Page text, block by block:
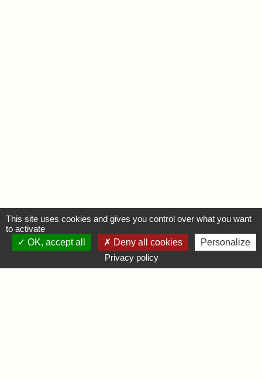
MON COMPTE
Se connecter
This site uses cookies and gives you control over what you want
to activate
OK, accept all
Deny all cookies
Personalize
Privacy policy